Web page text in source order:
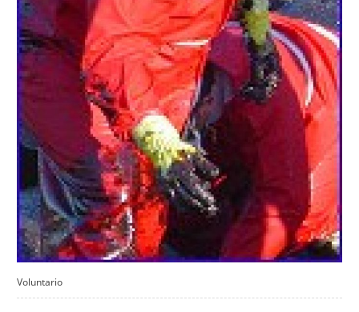
Voluntario